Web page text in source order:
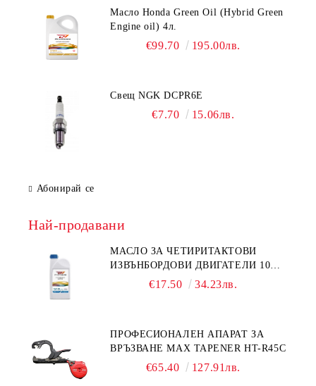
Масло Honda Green Oil (Hybrid Green
Engine oil) 4л.
€99.70 195.00лв.
Свещ NGK DCPR6E
€7.70 15.06лв.
Абонирай се
Най-продавани
МАСЛО ЗА ЧЕТИРИТАКТОВИ
ИЗВЪНБОРДОВИ ДВИГАТЕЛИ 10W-
30 HONDA MARINE 08221-999-
€17.50 34.23лв.
ПРОФЕСИОНАЛЕН АПАРАТ ЗА
ВРЪЗВАНЕ MAX TAPENER HT-R45C
€65.40 127.91лв.